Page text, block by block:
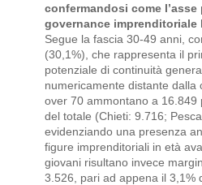
confermandosi come
governance imprenditoriale
Segue la fascia 30-49 anni,
(30,1%), che rappresenta il
potenziale di continuità
numericamente distante dalla
over 70 ammontano a 16.849
del totale (Chieti: 9.716;
evidenziando una presenza
figure imprenditoriali in età
giovani risultano invece
3.526, pari ad appena il 3,1%